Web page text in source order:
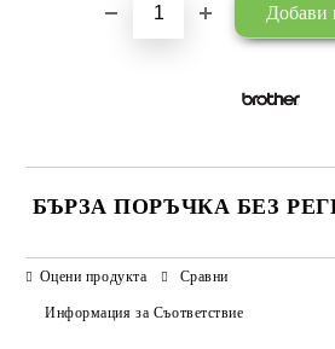
БЪРЗА ПОРЪЧКА БЕЗ
САМО ПОПЪЛНЕТЕ 3
Оцени продукта Сравни
Информация за Съответствие